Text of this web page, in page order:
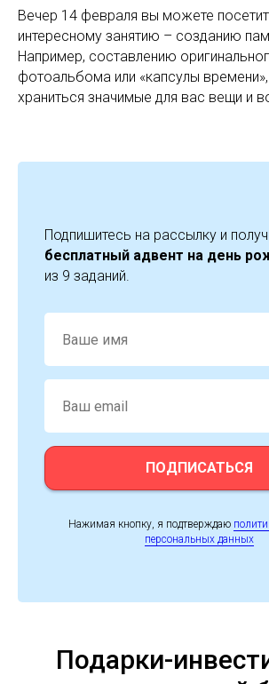
Вечер 14 февраля вы можете
интересному занятию – созданию
Например, составлению
фотоальбома или «капсулы
храниться значимые для вас вещи и
Подпишитесь на рассылку и
бесплатный адвент на день
из 9 заданий.
ПОДПИСАТЬСЯ
Нажимая кнопку, я подтверждаю
персональных данных
Подарки-